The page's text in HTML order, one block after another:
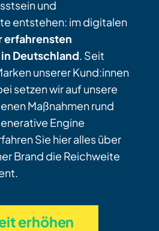
und
entstehen: im digitalen
erfahrensten
Deutschland. Seit
unserer Kund:innen
setzen wir auf unsere
Maßnahmen rund
Engine
Sie hier alles über
Brand die Reichweite
erhöhen